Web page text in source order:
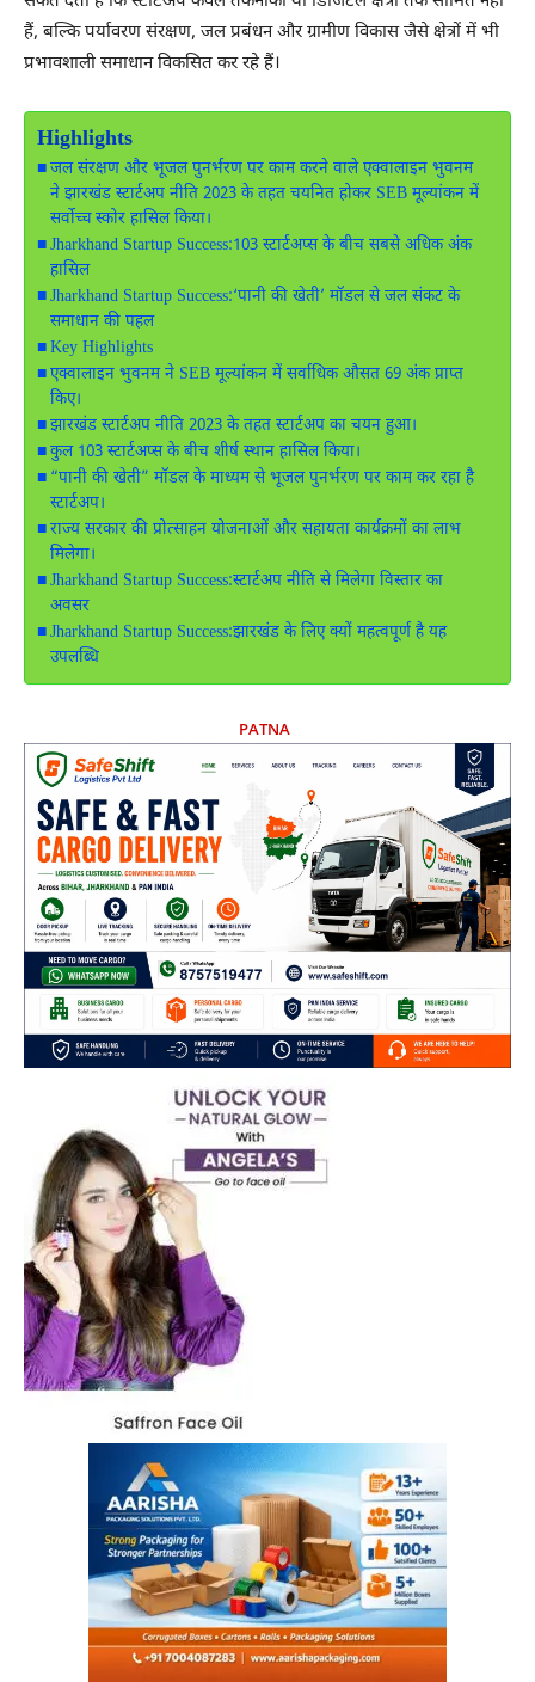
हैं, बल्कि पर्यावरण संरक्षण, जल प्रबंधन और ग्रामीण विकास जैसे क्षेत्रों में भी
प्रभावशाली समाधान विकसित कर रहे हैं।
Highlights
जल संरक्षण और भूजल पुनर्भरण पर काम करने वाले एक्वालाइन भुवनम
ने झारखंड स्टार्टअप नीति 2023 के तहत चयनित होकर SEB मूल्यांकन में
सर्वोच्च स्कोर हासिल किया।
Jharkhand Startup Success:103 स्टार्टअप्स के बीच सबसे अधिक अंक
हासिल
Jharkhand Startup Success:‘पानी की खेती’ मॉडल से जल संकट के
समाधान की पहल
Key Highlights
एक्वालाइन भुवनम ने SEB मूल्यांकन में सर्वाधिक औसत 69 अंक प्राप्त
किए।
झारखंड स्टार्टअप नीति 2023 के तहत स्टार्टअप का चयन हुआ।
कुल 103 स्टार्टअप्स के बीच शीर्ष स्थान हासिल किया।
“पानी की खेती” मॉडल के माध्यम से भूजल पुनर्भरण पर काम कर रहा है
स्टार्टअप।
राज्य सरकार की प्रोत्साहन योजनाओं और सहायता कार्यक्रमों का लाभ
मिलेगा।
Jharkhand Startup Success:स्टार्टअप नीति से मिलेगा विस्तार का
अवसर
Jharkhand Startup Success:झारखंड के लिए क्यों महत्वपूर्ण है यह
उपलब्धि
PATNA